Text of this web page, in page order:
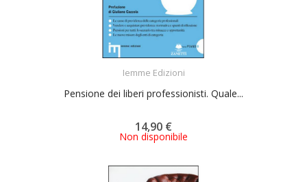
Iemme Edizioni
Pensione dei liberi professionisti. Quale...
14,90 €
Non disponibile